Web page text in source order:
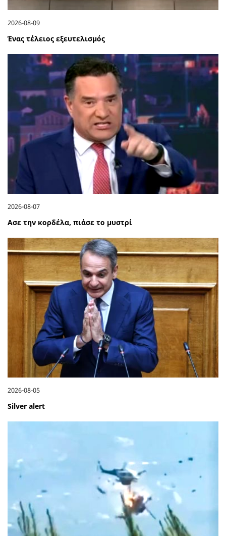
2026-08-09
Ένας τέλειος εξευτελισμός
2026-08-07
Ασε την κορδέλα, πιάσε το μυστρί
2026-08-05
Silver alert